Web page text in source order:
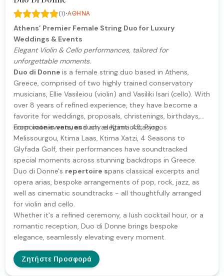
(1)·ΑΘΉΝΑ
Athens’ Premier Female String Duo for Luxury
Weddings & Events
Elegant Violin & Cello performances, tailored for
unforgettable moments.
Duo di Donne is a female string duo based in Athens,
Greece, comprised of two highly trained conservatory
musicians, Ellie Vasileiou (violin) and Vasiliki Isari (cello). With
over 8 years of refined experience, they have become a
favorite for weddings, proposals, christenings, birthdays,
corporate events, and any elegant occasion.
Fromiconic venuessuch as Ktima 48, Pyrgos
Melissourgou, Ktima Laas, Ktima Xatzi, 4 Seasons to
Glyfada Golf, their performances have soundtracked
special moments across stunning backdrops in Greece.
Duo di Donne's repertoire spans classical excerpts and
opera arias, bespoke arrangements of pop, rock, jazz, as
well as cinematic soundtracks - all thoughtfully arranged
for violin and cello.
Whether it's a refined ceremony, a lush cocktail hour, or a
romantic reception, Duo di Donne brings bespoke
elegance, seamlessly elevating every moment.
Ζητήστε Προσφορά